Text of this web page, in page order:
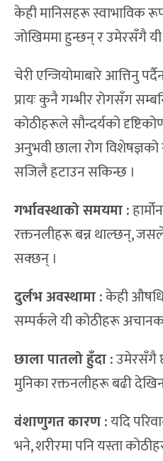
केही मानिसहरू स्वाभाविक
जोखिममा हुन्छन् र उमेरसँगै
चेरी एन्जियोमाबारे आत्तिनु
प्रायः कुनै गम्भीर रोगसँग
कोठीहरूले सौन्दर्यको
अनुभवी छाला रोग
सजिलै हटाउन सकिन्छ ।
गर्भावस्थाको समयमा :
रक्तनलीहरू बन्न थाल्छन्,
सक्छन् ।
दुर्लभ अवस्थामा :केही औषधि
सम्पर्कले यी कोठीहरू
छाला पातलो हुँदा :उमेरसँगै
मुनिका रक्तनलीहरू बढी
वंशाणुगत कारण :यदि
भने, शरीरमा पनि यस्ता